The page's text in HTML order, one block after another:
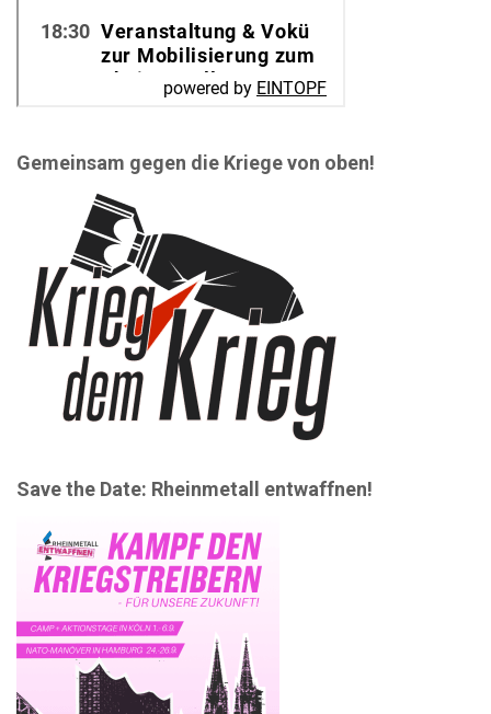
Gemeinsam gegen die Kriege von oben!
Save the Date: Rheinmetall entwaffnen!